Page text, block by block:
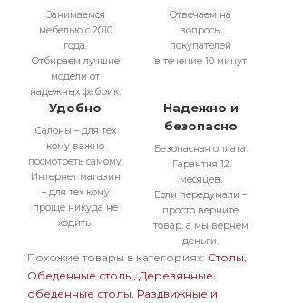
Занимаемся
мебелью с 2010
года.
Отбираем лучшие
модели от
надежных фабрик.
Отвечаем на
вопросы
покупателей
в течение 10 минут
Удобно
Салоны – для тех
кому важно
посмотреть самому.
Интернет магазин
– для тех кому
проще никуда не
ходить.
Надежно и
безопасно
Безопасная оплата.
Гарантия 12
месяцев.
Если передумали –
просто верните
товар, а мы вернем
деньги.
Похожие товары в категориях: Столы
Обеденные столы Деревянные
обеденные столы Раздвижные и